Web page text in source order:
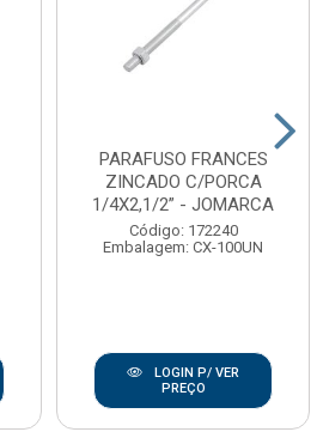
PARAFUSO FRANCES
ZINCADO C/PORCA
1/4X2,1/2” - JOMARCA
Código: 172240
Embalagem: CX-100UN
LOGIN P/ VER
PREÇO